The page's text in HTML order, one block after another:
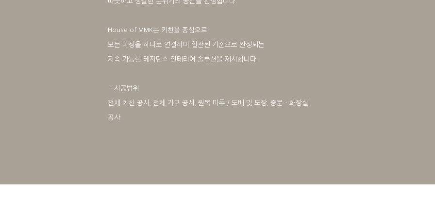
House of MMK는 키친을 중심으로
모든 과정을 하나로 연결하며 일관된 기준으로 완성되는
지속 가능한 레지던스 인테리어 솔루션을 제시합니다.
ㆍ시공범위
전체 키친 공사, 전체 가구 공사, 원목 마루 / 도배 및 도장, 중문 ・ 화장실
공사